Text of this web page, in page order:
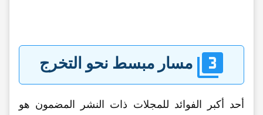
مسار مبسط نحو التخرج
أحد أکبر الفوائد للمجلات ذات النشر المضمون هو